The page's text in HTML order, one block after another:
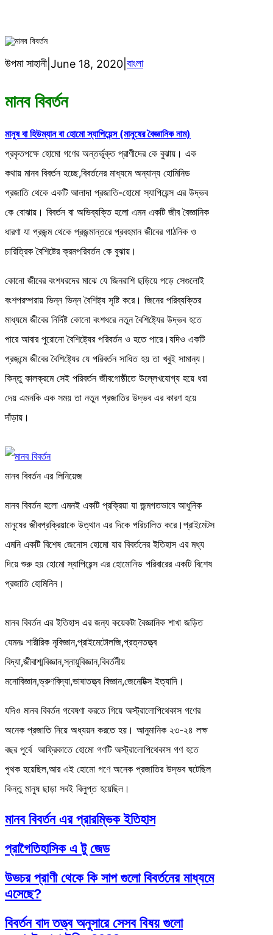
উপমা সাহানী| June 18, 2020 বাংলা
মানব বিবর্তন
মানুষ বা হিউম্যান বা হোমো স্যাপিয়েন্স (মানুষের বৈজ্ঞানিক নাম)
প্রকৃতপক্ষে হোমো গণের অন্তর্ভুক্ত প্রাণীদের কে বুঝায়। এক
কথায় মানব বিবর্তন হচ্ছে,বিবর্তনের মাধ্যমে অন্যান্য হোমিনিড
প্রজাতি থেকে একটি আলাদা প্রজাতি-হোমো স্যাপিয়েন্স এর উদ্ভব
কে বোঝায়। বিবর্তন বা অভিব্যক্তি হলো এমন একটি জীব বৈজ্ঞানিক
ধারণা যা প্রজন্ম থেকে প্রজন্মান্তরে প্রবহমান জীবের গাঠনিক ও
চারিত্রিক বৈশিষ্টের ক্রমপরিবর্তন কে বুঝায়।
কোনো জীবের বংশধরদের মাঝে যে জিনরাশি ছড়িয়ে পড়ে সেগুলোই
বংশপরম্পরায় ভিন্ন ভিন্ন বৈশিষ্ট্য সৃষ্টি করে। জিনের পরিব্যক্তির
মাধ্যমে জীবের নির্দিষ্ট কোনো বংশধরে নতুন বৈশিষ্ট্যের উদ্ভব হতে
পারে আবার পুরোনো বৈশিষ্ট্যের পরিবর্তন ও হতে পারে।যদিও একটি
প্রজন্মে জীবের বৈশিষ্ট্যের যে পরিবর্তন সাধিত হয় তা খবুই সামান্য।
কিন্তু কালক্রমে সেই পরিবর্তন জীবগোষ্ঠীতে উল্লেখযোগ্য হয়ে ধরা
দেয় এমনকি এক সময় তা নতুন প্রজাতির উদ্ভব এর কারণ হয়ে
দাঁড়ায়।
মানব বিবর্তন এর লিনিয়েজ
মানব বিবর্তন হলো এমনই একটি প্রক্রিয়া যা জন্মগতভাবে আধুনিক
মানুষের জীবপ্রক্রিয়াকে উত্থান এর দিকে পরিচালিত করে।প্রাইমেটস
এমনি একটি বিশেষ জেনোস হোমো যার বিবর্তনের ইতিহাস এর মধ্য
দিয়ে শুরু হয় হোমো স্যাপিয়েন্স এর হোমোনিড পরিবারের একটি বিশেষ
প্রজাতি হোমিনিন।
মানব বিবর্তন এর ইতিহাস এর জন্য কয়েকটা বৈজ্ঞানিক শাখা জড়িত
যেমনঃ শারীরিক নৃবিজ্ঞান,প্রাইমেটোলজি,প্রত্নতত্ত্ব
বিদ্যা,জীবাশ্মবিজ্ঞান,স্নায়ুবিজ্ঞান,বিবর্তনীয়
মনোবিজ্ঞান,ভ্রুণবিদ্যা,ভাষাতত্ত্ব বিজ্ঞান,জেনেটিক্স ইত্যাদি।
যদিও মানব বিবর্তন গবেষণা করতে গিয়ে অস্ট্রালোপিথেকাস গণের
অনেক প্রজাতি নিয়ে অধ্যয়ন করতে হয়। আনুমানিক ২৩-২৪ লক্ষ
বছর পূর্বে আফ্রিকাতে হোমো গণটি অস্ট্রালোপিথেকাস গণ হতে
পৃথক হয়েছিল,আর এই হোমো গণে অনেক প্রজাতির উদ্ভব ঘটেছিল
কিন্তু মানুষ ছাড়া সবই বিলুপ্ত হয়েছিল।
মানব বিবর্তন এর প্রারম্ভিক ইতিহাস
প্রাগৈতিহাসিক এ টু জেড
উভচর প্রাণী থেকে কি সাপ গুলো বিবর্তনের মাধ্যমে
এসেছে?
বিবর্তন বাদ তত্ত্ব অনুসারে সেসব বিষয় গুলো